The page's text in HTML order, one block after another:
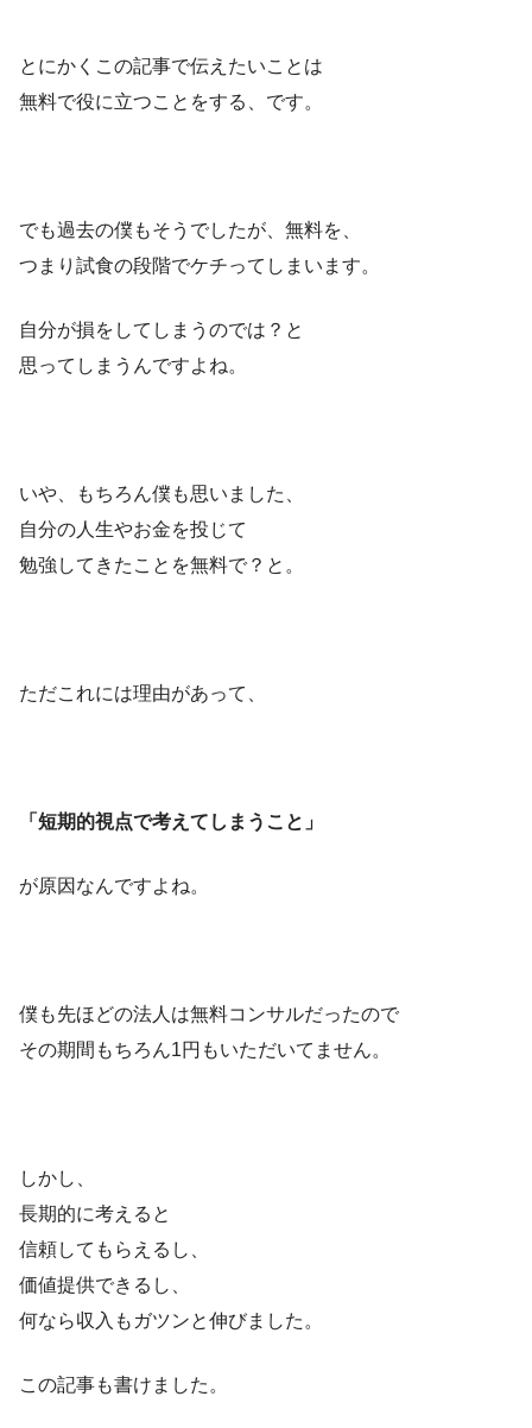
とにかくこの記事で伝えたいことは
無料で役に立つことをする、です。
でも過去の僕もそうでしたが、無料を、
つまり試食の段階でケチってしまいます。
自分が損をしてしまうのでは？と
思ってしまうんですよね。
いや、もちろん僕も思いました、
自分の人生やお金を投じて
勉強してきたことを無料で？と。
ただこれには理由があって、
「短期的視点で考えてしまうこと」
が原因なんですよね。
僕も先ほどの法人は無料コンサルだったので
その期間もちろん1円もいただいてません。
しかし、
長期的に考えると
信頼してもらえるし、
価値提供できるし、
何なら収入もガツンと伸びました。
この記事も書けました。